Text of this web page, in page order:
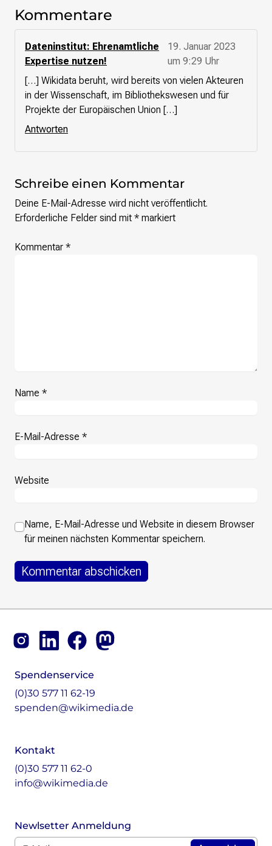
Kommentare
Dateninstitut: Ehrenamtliche
Expertise nutzen!
19. Januar 2023
um 9:29 Uhr
[…] Wikidata beruht, wird bereits von vielen Akteuren
in der Wissenschaft, im Bibliothekswesen und für
Projekte der Europäischen Union […]
Antworten
Schreibe einen Kommentar
Deine E-Mail-Adresse wird nicht veröffentlicht.
Erforderliche Felder sind mit * markiert
Kommentar *
Name *
E-Mail-Adresse *
Website
Name, E-Mail-Adresse und Website in diesem Browser
für meinen nächsten Kommentar speichern.
InstagramLinkedInFacebookMastodon
Spendenservice
(0)30 577 11 62-19
spenden@wikimedia.de
Kontakt
(0)30 577 11 62-0
info@wikimedia.de
Newlsetter Anmeldung
E-Mail für Newsletter *